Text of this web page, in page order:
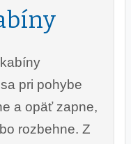
pri pohybe
a opäť zapne,
rozbehne. Z